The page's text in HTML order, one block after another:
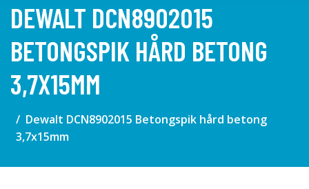
DEWALT DCN8902015
BETONGSPIK HÅRD BETONG
3,7X15MM
Dewalt DCN8902015 Betongspik hård betong
3,7x15mm